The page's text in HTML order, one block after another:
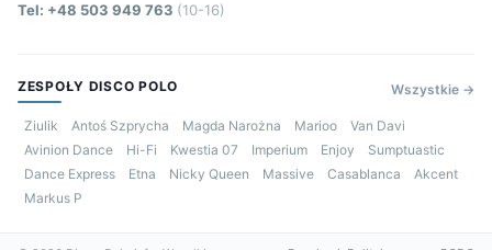
Tel: +48 503 949 763 (10-16)
ZESPOŁY DISCO POLO Wszystkie →
Ziulik Antoś Szprycha Magda Narożna Marioo
Van Davi
Avinion Dance
Hi-Fi Kwestia 07 Imperium Enjoy
Sumptuastic
Dance Express
Etna Nicky Queen Massive Casablanca
Akcent
Markus P